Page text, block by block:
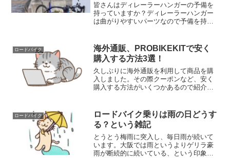
皆さんはディレーラーハンガーの予備を
持っていますか？ディレーラーハンガー
は曲がりやすいパーツなので予備を持っ
とめてみました。そもそもディレーラー
ハンガーってなに？ディレ...
ロードバイク
海外通販、PROBIKEKITで安く
購入する方法3選！
久しぶりに海外通販を利用して商品を購
入しました。その際クーポンなど、安く
購入する方法がいくつかあるので紹介し
て、素敵なロードバイクライフを過ごし
ましょう！
ロードバイク
ロードバイク乗りは雨の日どうす
る？という雑記
とうとう梅雨に突入し、毎日雨が続いて
います。大阪では雨というよりゲリラ豪
雨が断続的に続いている、という印象で